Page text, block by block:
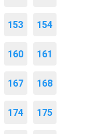
153 154
160 161
167 168
174 175